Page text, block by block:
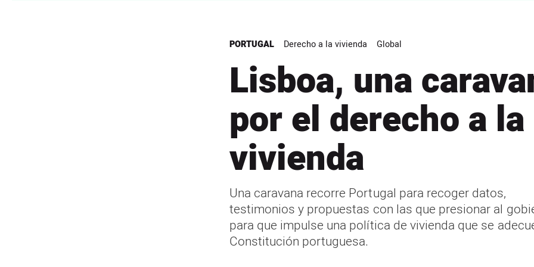
PORTUGAL Derecho a la vivienda Global
Lisboa, una
por el derecho a la
vivienda
Una caravana recorre Portugal para recoger datos,
testimonios y propuestas con las que presionar al
para que impulse una política de vivienda que se
Constitución portuguesa.